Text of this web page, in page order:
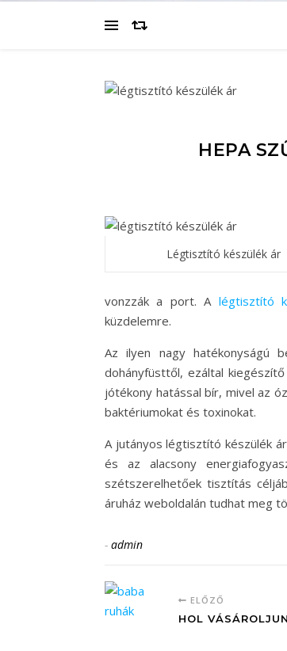
HEPA
Légtisztító készülék ár
vonzzák a port. A légtisztító
küzdelemre.
Az ilyen nagy hatékonyságú
dohányfüsttől, ezáltal
jótékony hatással bír, mivel az
baktériumokat és toxinokat.
A jutányos légtisztító készülék
és az alacsony
szétszerelhetőek tisztítás
áruház weboldalán tudhat meg
- admin
ELŐZŐ
HOL